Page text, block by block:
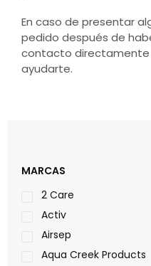
En caso de presentar
pedido después de
contacto directamente
ayudarte.
MARCAS
2 Care
Activ
Airsep
Aqua Creek Products